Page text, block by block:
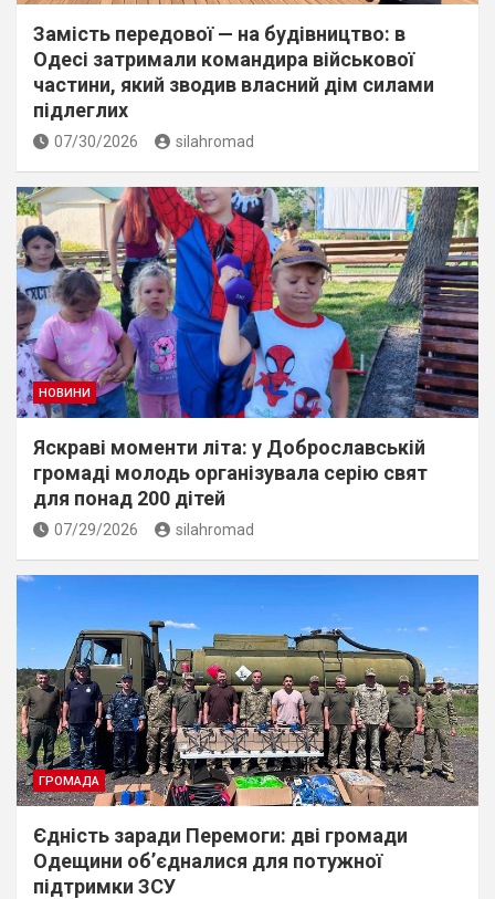
Замість передової — на будівництво: в
Одесі затримали командира військової
частини, який зводив власний дім силами
підлеглих
07/30/2026 silahromad
НОВИНИ
Яскраві моменти літа: у Доброславській
громаді молодь організувала серію свят
для понад 200 дітей
07/29/2026 silahromad
ГРОМАДА
Єдність заради Перемоги: дві громади
Одещини об’єдналися для потужної
підтримки ЗСУ